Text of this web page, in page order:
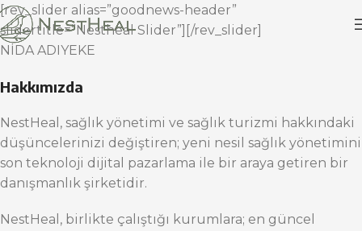
[rev_slider alias=”goodnews-header”
slidertitle=”Nestheal Slider”][/rev_slider]
NİDA ADIYEKE
Hakkımızda
NestHeal, sağlık yönetimi ve sağlık turizmi hakkındaki
düşüncelerinizi değiştiren; yeni nesil sağlık yönetimini
son teknoloji dijital pazarlama ile bir araya getiren bir
danışmanlık şirketidir.
NestHeal, birlikte çalıştığı kurumlara; en güncel